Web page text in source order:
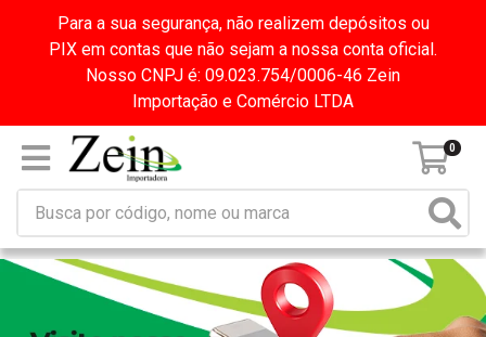
Para a sua segurança, não realizem depósitos ou
PIX em contas que não sejam a nossa conta oficial.
Nosso CNPJ é: 09.023.754/0006-46 Zein
Importação e Comércio LTDA
0